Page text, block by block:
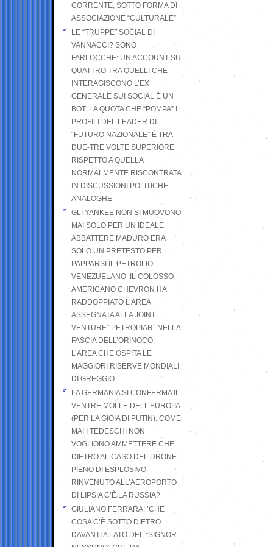
CORRENTE, SOTTO FORMA DI
ASSOCIAZIONE “CULTURALE”
LE “TRUPPE” SOCIAL DI
VANNACCI? SONO
FARLOCCHE: UN ACCOUNT SU
QUATTRO TRA QUELLI CHE
INTERAGISCONO L’EX
GENERALE SUI SOCIAL È UN
BOT. LA QUOTA CHE “POMPA” I
PROFILI DEL LEADER DI
“FUTURO NAZIONALE” È TRA
DUE-TRE VOLTE SUPERIORE
RISPETTO A QUELLA
NORMALMENTE RISCONTRATA
IN DISCUSSIONI POLITICHE
ANALOGHE
GLI YANKEE NON SI MUOVONO
MAI SOLO PER UN IDEALE:
ABBATTERE MADURO ERA
SOLO UN PRETESTO PER
PAPPARSI IL PETROLIO
VENEZUELANO .IL COLOSSO
AMERICANO CHEVRON HA
RADDOPPIATO L’AREA
ASSEGNATA ALLA JOINT
VENTURE “PETROPIAR” NELLA
FASCIA DELL’ORINOCO,
L’AREA CHE OSPITA LE
MAGGIORI RISERVE MONDIALI
DI GREGGIO
LA GERMANIA SI CONFERMA IL
VENTRE MOLLE DELL’EUROPA
(PER LA GIOIA DI PUTIN). COME
MAI I TEDESCHI NON
VOGLIONO AMMETTERE CHE
DIETRO AL CASO DEL DRONE
PIENO DI ESPLOSIVO
RINVENUTO ALL’AEROPORTO
DI LIPSIA C’È LA RUSSIA?
GIULIANO FERRARA: ’CHE
COSA C’È SOTTO DIETRO
DAVANTI A LATO DEL “SIGNOR